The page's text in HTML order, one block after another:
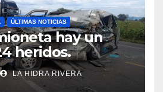
ÚLTIMAS NOTICIAS
hay un
heridos.
LA HIDRA RIVERA